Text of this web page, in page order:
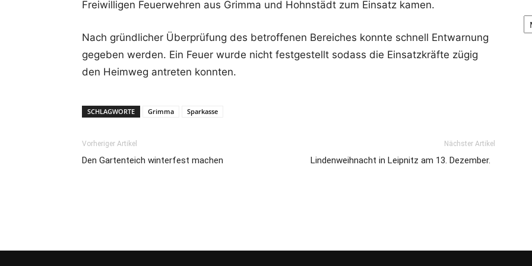
Freiwilligen Feuerwehren aus Grimma und Hohnstädt zum Einsatz kamen.
Nach gründlicher Überprüfung des betroffenen Bereiches konnte schnell Entwarnung
gegeben werden. Ein Feuer wurde nicht festgestellt sodass die Einsatzkräfte zügig
den Heimweg antreten konnten.
SCHLAGWORTE Grimma Sparkasse
Vorheriger Artikel
Den Gartenteich winterfest machen
Nächster Artikel
Lindenweihnacht in Leipnitz am 13. Dezember.